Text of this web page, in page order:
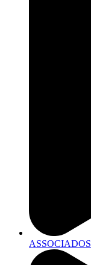
ASSOCIADOS